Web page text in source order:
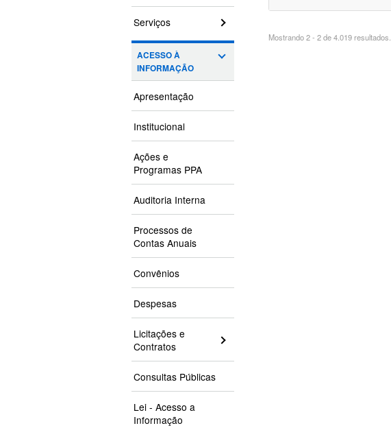
Serviços
ACESSO À
INFORMAÇÃO
Apresentação
Institucional
Ações e
Programas PPA
Auditoria Interna
Processos de
Contas Anuais
Convênios
Despesas
Licitações e
Contratos
Consultas Públicas
Lei - Acesso a
Informação
Mostrando 2 - 2 de 4.019 resultados.